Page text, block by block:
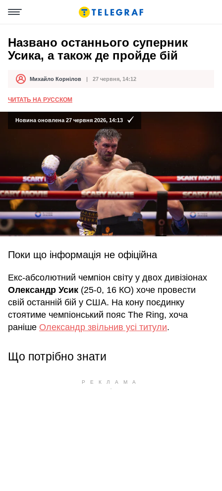
Названо останнього суперник
Усика, а також де пройде бій
АвторМихайло Корнілов
Дата публікації 27 червня, 14:12
ЧИТАТЬ НА РУССКОМ
Новина оновлена 27 червня 2026, 14:13
Поки що інформація не офіційна
Екс-абсолютний чемпіон світу у двох дивізіонах
Олександр Усик (25-0, 16 КО) хоче провести
свій останній бій у США. На кону поєдинку
стоятиме чемпіонський пояс The Ring, хоча
раніше Олександр звільнив усі титули.
Що потрібно знати